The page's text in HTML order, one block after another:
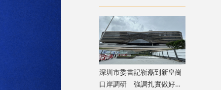
深圳市委書記靳磊到新皇崗
口岸調研 強調扎實做好開